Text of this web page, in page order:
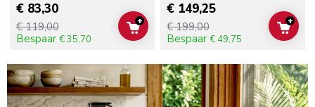
€ 83,30
€ 119,00
Bespaar € 35,70
ADD TO CART
+
€ 149,25
€ 199,00
Bespaar € 49,75
ADD
+